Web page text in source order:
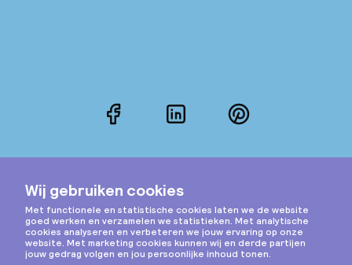
FacebookLinkedInPinterest
Instagram